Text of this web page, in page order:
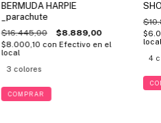
BERMUDA HARPIE
_parachute
$16.445,00 $8.889,00
$8.000,10 con Efectivo en el
local
3 colores
COMPRAR
local
4